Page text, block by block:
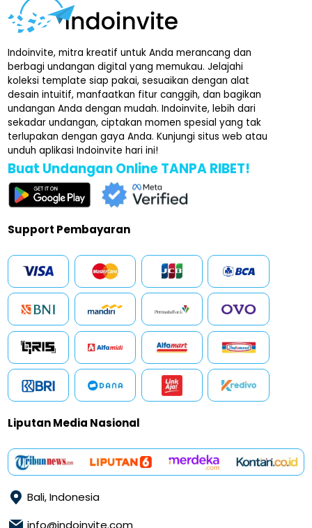
Indoinvite, mitra kreatif untuk Anda merancang dan
berbagi undangan digital yang memukau. Jelajahi
koleksi template siap pakai, sesuaikan dengan alat
desain intuitif, manfaatkan fitur canggih, dan bagikan
undangan Anda dengan mudah. Indoinvite, lebih dari
sekadar undangan, ciptakan momen spesial yang tak
terlupakan dengan gaya Anda. Kunjungi situs web atau
unduh aplikasi Indoinvite hari ini!
Buat Undangan Online TANPA RIBET!
Support Pembayaran
Liputan Media Nasional
Bali, Indonesia
info@indoinvite.com